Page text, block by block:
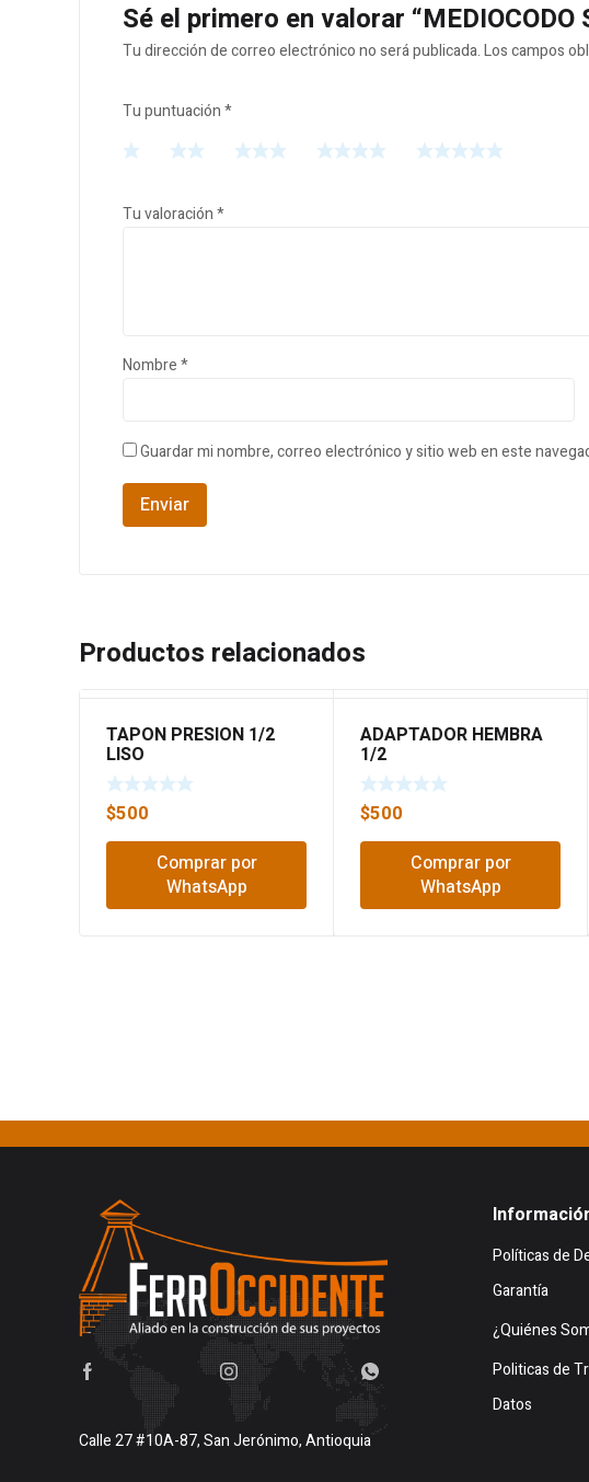
Sé el primero en valorar “MEDIOCODO
Tu dirección de correo electrónico no será publicada.Los campos
Tu puntuación*
Tu valoración*
Nombre*
Guardar mi nombre, correo electrónico y sitio web en este
Productos relacionados
TAPON PRESION 1/2
LISO
$500
Comprar por
WhatsApp
ADAPTADOR HEMBRA
1/2
$500
Comprar por
WhatsApp
Calle 27 #10A-87, San Jerónimo, Antioquia
Políticas de
Garantía
¿Quiénes
Politicas de
Datos